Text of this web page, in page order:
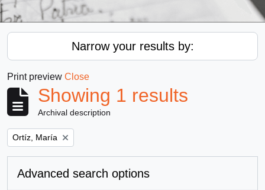
Narrow your results by:
Print preview Close
Showing 1 results
Archival description
Remove filter:
Ortíz, María
Advanced search options